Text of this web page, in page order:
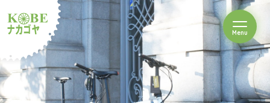
ルショップナカゴヤ
Menuを開閉